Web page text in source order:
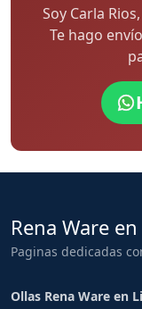
Soy Carla
Te hago
Rena Ware
Paginas dedicadas
Ollas Rena Ware en